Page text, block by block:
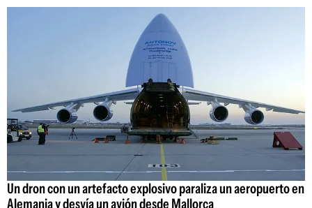
Un dron con un artefacto explosivo paraliza un aeropuerto en
Alemania y desvía un avión desde Mallorca